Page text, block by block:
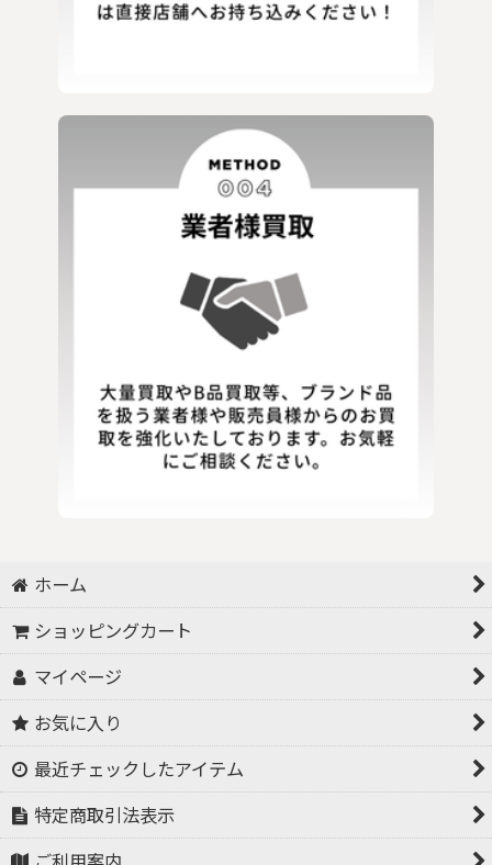
ホーム
ショッピングカート
マイページ
お気に入り
最近チェックしたアイテム
特定商取引法表示